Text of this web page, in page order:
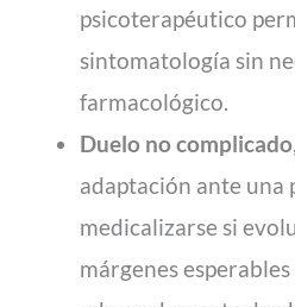
psicoterapéutico
sintomatología sin
farmacológico.
Duelo no complicado
adaptación ante una
medicalizarse si
márgenes